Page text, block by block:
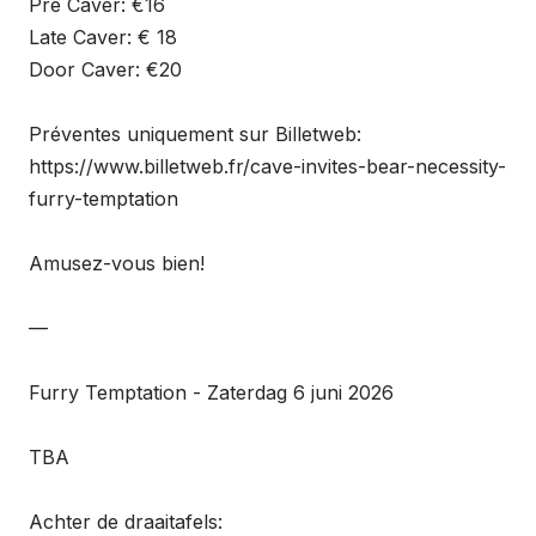
Pre Caver: €16
Late Caver: € 18
Door Caver: €20
Préventes uniquement sur Billetweb:
https://www.billetweb.fr/cave-invites-bear-necessity-
furry-temptation
Amusez-vous bien!
—
Furry Temptation - Zaterdag 6 juni 2026
TBA
Achter de draaitafels: